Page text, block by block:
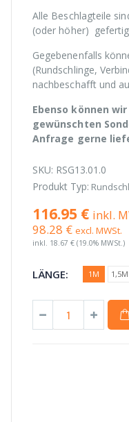
Alle Beschlagteile
(oder höher)
Gegebenenfalls
(Rundschlinge,
nachbeschafft und
Ebenso können
gewünschten
Anfrage gerne
SKU: RSG13.01.0
Produkt Typ:
116.95 € inkl.
98.28 € excl. MWSt.
inkl. 18.67 € (19.0% MWSt.)
LÄNGE: 1M 1,5M